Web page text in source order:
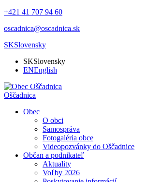
+421 41 707 94 60
oscadnica@oscadnica.sk
SKSlovensky
SKSlovensky
ENEnglish
Oščadnica
Obec
O obci
Samospráva
Fotogaléria obce
Videopozvánky do Oščadnice
Občan a podnikateľ
Aktuality
Voľby 2026